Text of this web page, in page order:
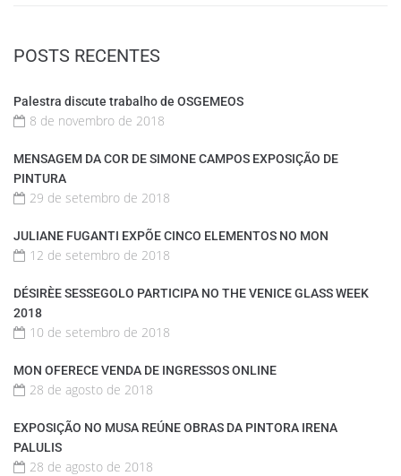
POSTS RECENTES
Palestra discute trabalho de OSGEMEOS
8 de novembro de 2018
MENSAGEM DA COR DE SIMONE CAMPOS EXPOSIÇÃO DE
PINTURA
29 de setembro de 2018
JULIANE FUGANTI EXPÕE CINCO ELEMENTOS NO MON
12 de setembro de 2018
DÉSIRÈE SESSEGOLO PARTICIPA NO THE VENICE GLASS WEEK
2018
10 de setembro de 2018
MON OFERECE VENDA DE INGRESSOS ONLINE
28 de agosto de 2018
EXPOSIÇÃO NO MUSA REÚNE OBRAS DA PINTORA IRENA
PALULIS
28 de agosto de 2018